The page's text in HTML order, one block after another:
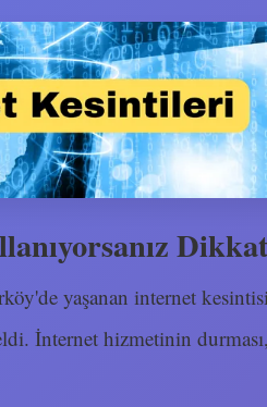
yaşanan internet
İnternet hizmetinin